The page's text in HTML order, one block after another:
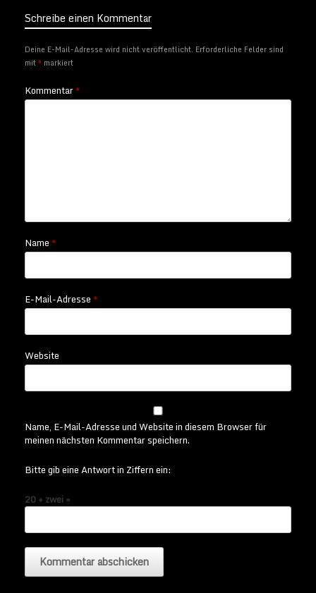
Schreibe einen Kommentar
Deine E-Mail-Adresse wird nicht veröffentlicht. Erforderliche Felder sind
mit* markiert
Kommentar*
Name*
E-Mail-Adresse*
Website
Name, E-Mail-Adresse und Website in diesem Browser für
meinen nächsten Kommentar speichern.
Bitte gib eine Antwort in Ziffern ein:
20 + zwei =